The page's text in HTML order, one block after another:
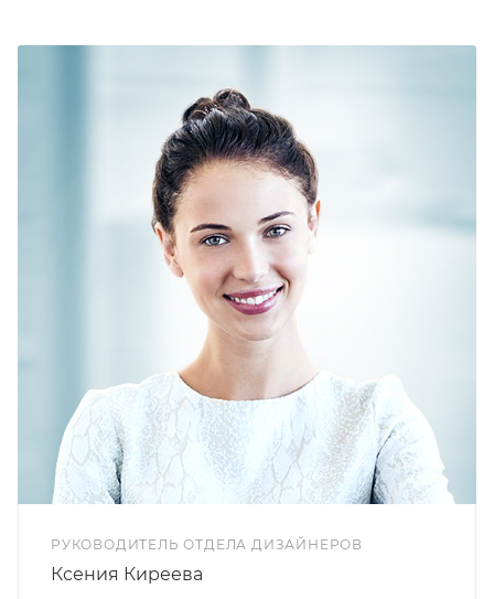
РУКОВОДИТЕЛЬ ОТДЕЛА ДИЗАЙНЕРОВ
Ксения Киреева